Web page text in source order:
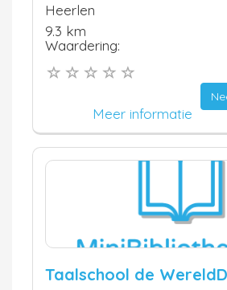
Heerlen
9.3 km
Waardering:
Meer informatie
Taalschool de